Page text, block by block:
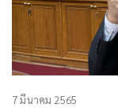
7 มีนาคม 2565